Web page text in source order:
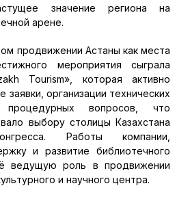
значение региона на
арене.
продвижении Астаны как места
мероприятия сыграла
Tourism», которая активно
заявки, организации технических
вопросов, что
выбору столицы Казахстана
Работы компании,
и развитие библиотечного
ведущую роль в продвижении
и научного центра.